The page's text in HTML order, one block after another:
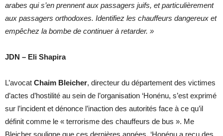
arabes qui s’en prennent aux passagers juifs, et particulièrement
aux passagers orthodoxes. Identifiez les chauffeurs dangereux et
empêchez la bombe de continuer à retarder. »
JDN – Eli Shapira
L’avocat Chaim Bleicher, directeur du département des victimes
d’actes d’hostilité au sein de l’organisation ‘Honénu, s’est exprimé
sur l’incident et dénonce l’inaction des autorités face à ce qu’il
définit comme le « terrorisme des chauffeurs de bus ». Me
Bleicher souligne que ces dernières années, ‘Honénu a reçu des